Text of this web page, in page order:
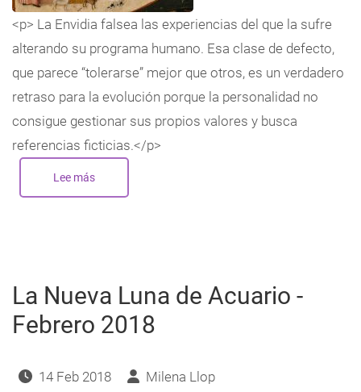
<p> La Envidia falsea las experiencias del que la sufre
alterando su programa humano. Esa clase de defecto,
que parece “tolerarse” mejor que otros, es un verdadero
retraso para la evolución porque la personalidad no
consigue gestionar sus propios valores y busca
referencias ficticias.</p>
Lee mássobre
Envidia:
La Nueva Luna de Acuario -
Febrero 2018
14 Feb 2018 Milena Llop